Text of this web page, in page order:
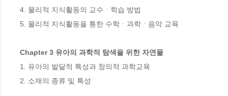
4. 물리적 지식활동의 교수ㆍ학습 방법
5. 물리적 지식활동을 통한 수학ㆍ과학ㆍ음악 교육
Chapter 3 유아의 과학적 탐색을 위한 자연물
1. 유아의 발달적 특성과 창의적 과학교육
2. 소재의 종류 및 특성